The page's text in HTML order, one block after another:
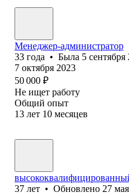
Менеджер-администратор
33 года • Была 5 сентября
7 октября 2023
50 000 ₽
Не ищет работу
Общий опыт
13 лет 10 месяцев
37 лет • Обновлено 27